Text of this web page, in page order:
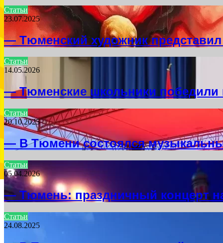
Статьи
23.07.2025
— Тюменский художник
Статьи
14.05.2026
— Тюменские школьники победили
Статьи
20.10.2025
— В Тюмени состоялся
Статьи
05.04.2026
— Тюмень: праздничный концерт
Статьи
24.08.2025